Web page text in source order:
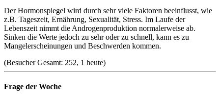
Der Hormonspiegel wird durch sehr viele Faktoren beeinflusst, wie
z.B. Tageszeit, Ernährung, Sexualität, Stress. Im Laufe der
Lebenszeit nimmt die Androgenproduktion normalerweise ab.
Sinken die Werte jedoch zu sehr oder zu schnell, kann es zu
Mangelerscheinungen und Beschwerden kommen.
(Besucher Gesamt: 252, 1 heute)
Frage der Woche